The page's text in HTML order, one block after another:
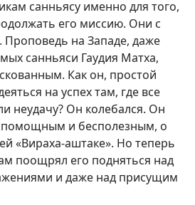
санньясу именно для того,
его миссию. Они с
Проповедь на Западе, даже
санньяси Гаудия Матха,
Как он, простой
на успех там, где все
неудачу? Он колебался. Он
и бесполезным, о
«Вираха-аштаке». Но теперь
поощрял его подняться над
и даже над присущим